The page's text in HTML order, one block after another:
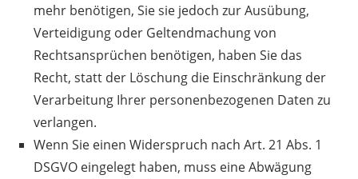
mehr benötigen, Sie sie jedoch zur Ausübung,
Verteidigung oder Geltendmachung von
Rechtsansprüchen benötigen, haben Sie das
Recht, statt der Löschung die Einschränkung der
Verarbeitung Ihrer personenbezogenen Daten zu
verlangen.
Wenn Sie einen Widerspruch nach Art. 21 Abs. 1
DSGVO eingelegt haben, muss eine Abwägung